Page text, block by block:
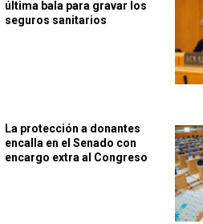
última bala para gravar los
seguros sanitarios
La protección a donantes
encalla en el Senado con
encargo extra al Congreso